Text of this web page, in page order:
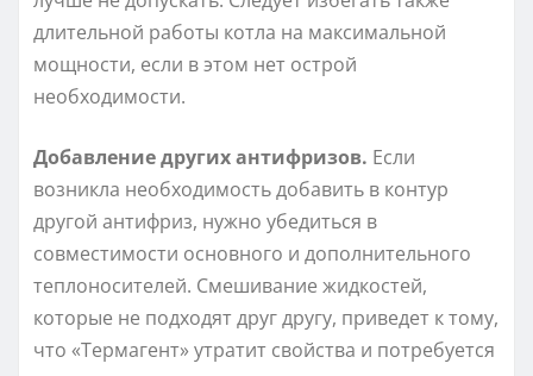
длительной работы котла на максимальной
мощности, если в этом нет острой
необходимости.
Добавление других антифризов. Если
возникла необходимость добавить в контур
другой антифриз, нужно убедиться в
совместимости основного и дополнительного
теплоносителей. Смешивание жидкостей,
которые не подходят друг другу, приведет к тому,
что «Термагент» утратит свойства и потребуется